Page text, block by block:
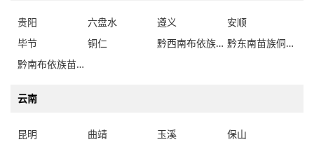
贵阳 六盘水 遵义
安顺
毕节
铜仁 黔西南布依族苗族自治州
黔东南苗族侗族自治州
黔南布依族苗族自治州
云南
昆明 曲靖 玉溪
保山